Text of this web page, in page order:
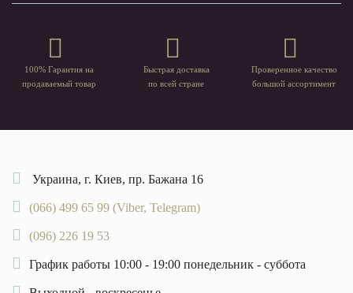
100% Гарантия на
продаваемый товар
Быстрая доставка
по всей стране
Проверенное качество
большой ассортимент
Украина, г. Киев, пр. Бажана 16
(066) 499 65 99 (Viber, Telegram)
(096) 226 19 53
График работы 10:00 - 19:00 понедельник - суббота